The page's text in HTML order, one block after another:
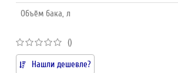
Объём бака, л
()
Нашли дешевле?